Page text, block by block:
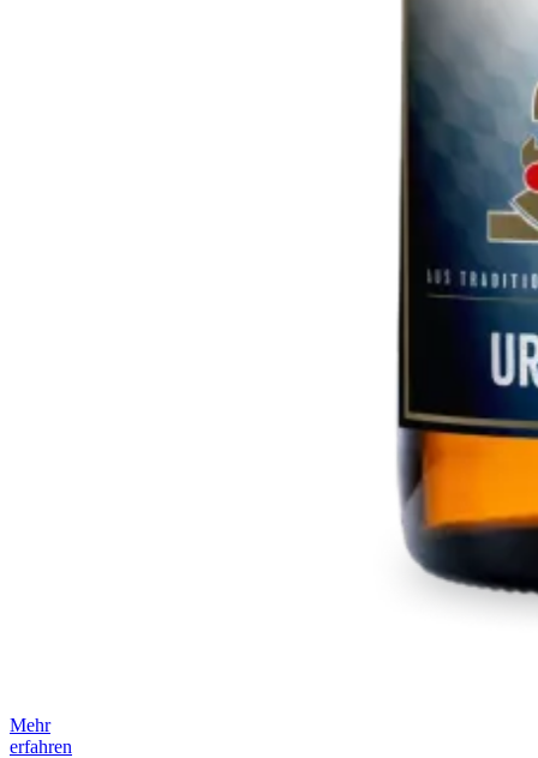
Mehr
erfahren